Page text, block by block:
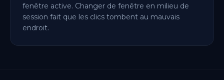
fenêtre active. Changer de fenêtre en milieu de
session fait que les clics tombent au mauvais
endroit.